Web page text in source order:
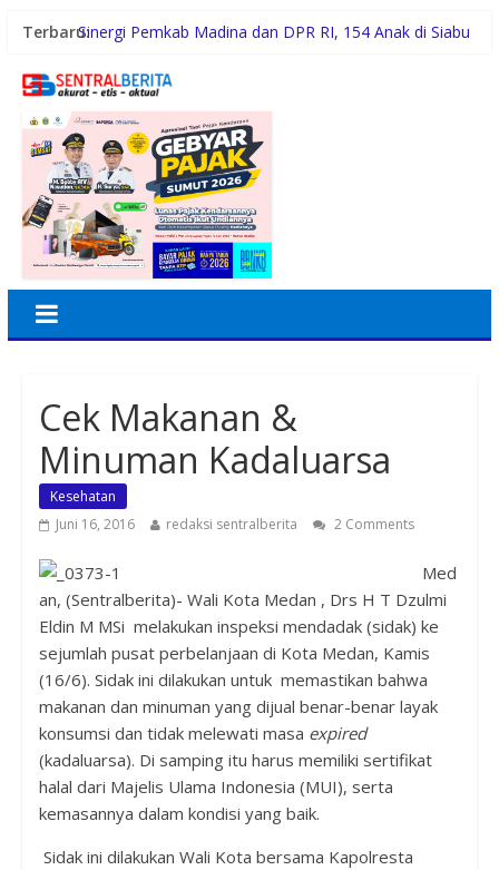
Terbaru:Sinergi Pemkab Madina dan DPR RI, 154 Anak di Siabu
Pintar 2026
Gubernur Bobby Nasution Siapkan Rumah Produksi
Kelapa di Nias Utara
Lomba Foto LRT Hadirkan Hadiah Menarik, Ini
Syaratnya
Warga dan Sekolah Sambut Gembira Rencana
Gubernur Bobby Bangun SD Negeri Lasara di Nias
Utara
Cek Makanan &
Minuman Kadaluarsa
Kesehatan
Juni 16, 2016
redaksi sentralberita 2 Comments
Med
an, (Sentralberita)- Wali Kota Medan , Drs H T Dzulmi
Eldin M MSi melakukan inspeksi mendadak (sidak) ke
sejumlah pusat perbelanjaan di Kota Medan, Kamis
(16/6). Sidak ini dilakukan untuk memastikan bahwa
makanan dan minuman yang dijual benar-benar layak
konsumsi dan tidak melewati masa expired
(kadaluarsa). Di samping itu harus memiliki sertifikat
halal dari Majelis Ulama Indonesia (MUI), serta
kemasannya dalam kondisi yang baik.
Sidak ini dilakukan Wali Kota bersama Kapolresta